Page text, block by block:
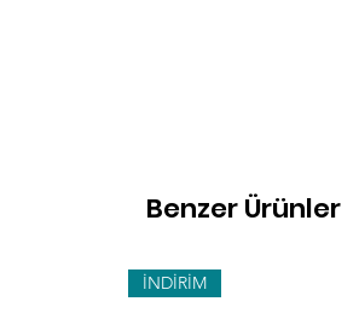
Benzer Ürünler
İNDİRİM